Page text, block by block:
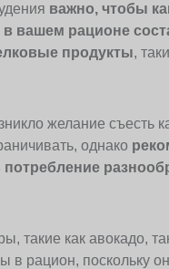
важно, чтобы
в вашем рационе
продукты,
желание съесть
однако
потребление
такие как авокадо,
в рацион, поскольку